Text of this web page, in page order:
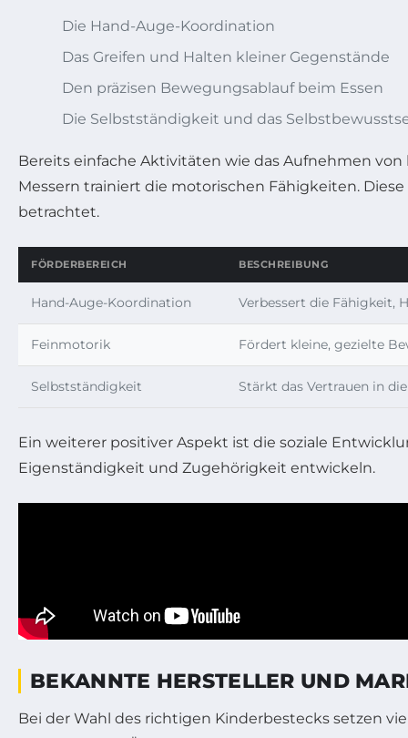
Die Hand-Auge-Koordination
Das Greifen und Halten kleiner Gegenstände
Den präzisen Bewegungsablauf beim Essen
Die Selbstständigkeit und das
Bereits einfache Aktivitäten wie das Aufnehmen
Messern trainiert die motorischen Fähigkeiten.
betrachtet.
FÖRDERBEREICH BESCHREIBUNG
Hand-Auge-Koordination Verbessert die Fähigkeit,
Feinmotorik Fördert kleine, gezielte
Selbstständigkeit Stärkt das Vertrauen in
Ein weiterer positiver Aspekt ist die soziale
Eigenständigkeit und Zugehörigkeit entwickeln.
BEKANNTE HERSTELLER UND
Bei der Wahl des richtigen Kinderbestecks setzen